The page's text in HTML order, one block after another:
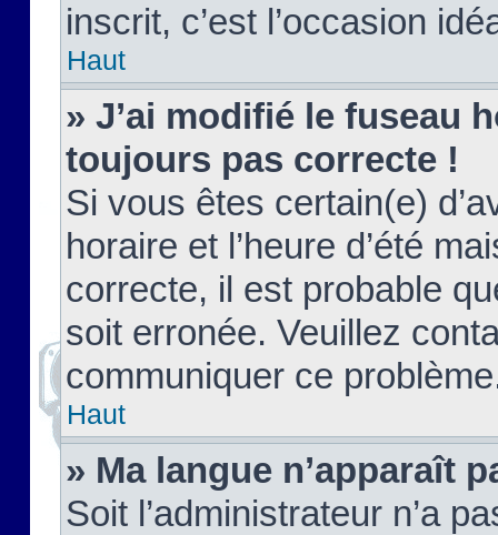
inscrit, c’est l’occasion
Haut
» J’ai modifié le fuseau
toujours pas correcte !
Si vous êtes certain(e)
horaire et l’heure d’été
correcte, il est probable
soit erronée. Veuillez
communiquer ce
Haut
» Ma langue n’apparaît
Soit l’administrateur n’a